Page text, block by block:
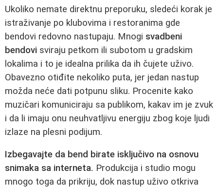
Ukoliko nemate direktnu preporuku, sledeći korak je
istraživanje po klubovima i restoranima gde
bendovi redovno nastupaju. Mnogi svadbeni
bendovi sviraju petkom ili subotom u gradskim
lokalima i to je idealna prilika da ih čujete uživo.
Obavezno otiđite nekoliko puta, jer jedan nastup
možda neće dati potpunu sliku. Procenite kako
muzičari komuniciraju sa publikom, kakav im je zvuk
i da li imaju onu neuhvatljivu energiju zbog koje ljudi
izlaze na plesni podijum.
Izbegavajte da bend birate isključivo na osnovu
snimaka sa interneta. Produkcija i studio mogu
mnogo toga da prikriju, dok nastup uživo otkriva